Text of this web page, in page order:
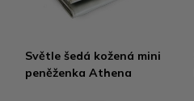
Světle šedá kožená mini
peněženka Athena